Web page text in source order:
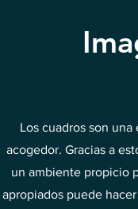
Los cuadros son
acogedor. Gracias a
un ambiente propicio
apropiados puede